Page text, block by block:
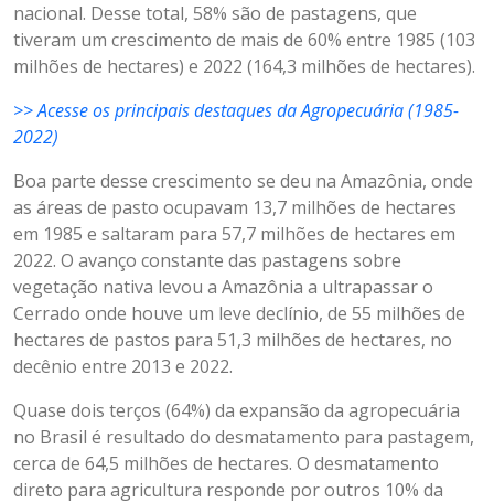
nacional. Desse total, 58% são de pastagens, que
tiveram um crescimento de mais de 60% entre 1985 (103
milhões de hectares) e 2022 (164,3 milhões de hectares).
>> Acesse os principais destaques da Agropecuária (1985-
2022)
Boa parte desse crescimento se deu na Amazônia, onde
as áreas de pasto ocupavam 13,7 milhões de hectares
em 1985 e saltaram para 57,7 milhões de hectares em
2022. O avanço constante das pastagens sobre
vegetação nativa levou a Amazônia a ultrapassar o
Cerrado onde houve um leve declínio, de 55 milhões de
hectares de pastos para 51,3 milhões de hectares, no
decênio entre 2013 e 2022.
Quase dois terços (64%) da expansão da agropecuária
no Brasil é resultado do desmatamento para pastagem,
cerca de 64,5 milhões de hectares. O desmatamento
direto para agricultura responde por outros 10% da